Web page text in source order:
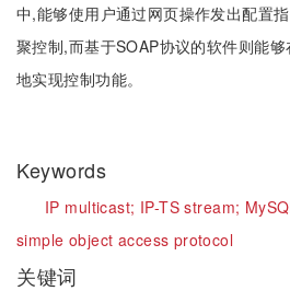
中,能够使用户通过网页操作发出配置
聚控制,而基于SOAP协议的软件则能
地实现控制功能。
Keywords
IP multicast; IP-TS stream;
simple object access protocol
关键词